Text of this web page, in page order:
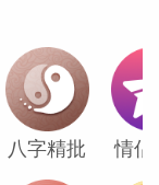
宫资源宫，
时没有，只
帮你。
月，也就是9
八字精批 情侣